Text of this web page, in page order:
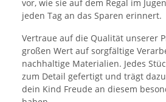
vor, wie sie auf dem Regal im
jeden Tag an das Sparen erinnert.
Vertraue auf die Qualität unserer
großen Wert auf sorgfältige
nachhaltige Materialien. Jedes
zum Detail gefertigt und trägt
dein Kind Freude an diesem